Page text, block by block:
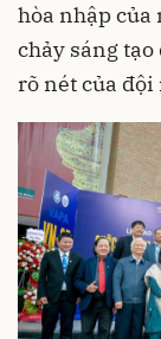
hòa nhập
chảy sáng
rõ nét của